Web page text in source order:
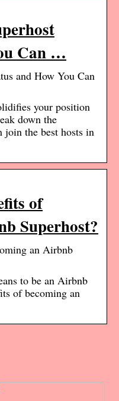
Can …
and How You Can
your position
down the
join the best hosts in
of
Superhost?
an Airbnb
to be an Airbnb
of becoming an